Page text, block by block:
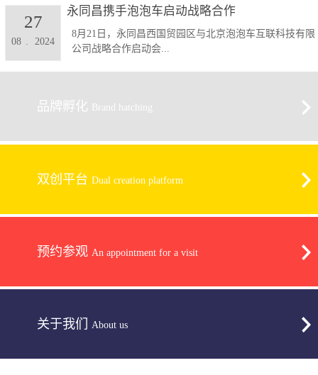
永同昌携手泡泡车启动战略合作
8月21日，永同昌西国贸园区与北京泡泡车互联科技有限
公司战略合作启动会...
08 . 2024
27
品牌孵化 Brand hatching
双创平台 Dual creation platform
预约参观 An appointment for a visit
关于我们 About us